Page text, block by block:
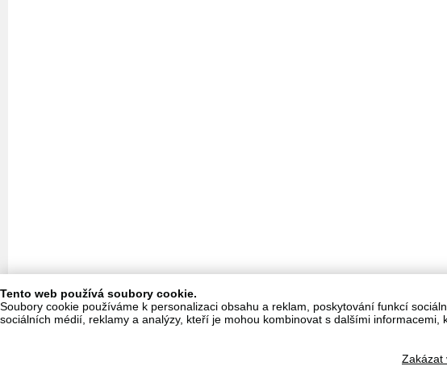
© 2026 SVĚT POD
Tento web používá soubory cookie.
Soubory cookie používáme k personalizaci obsahu a reklam, poskytování funkcí
sociálních médií, reklamy a analýzy, kteří je mohou kombinovat s dalšími
Zakázat